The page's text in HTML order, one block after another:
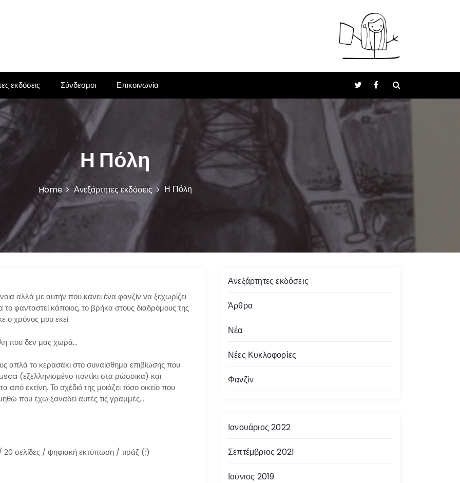
εκδόσεις Σύνδεσμοι Επικοινωνία
Η Πόλη
Home Ανεξάρτητες εκδόσεις Η Πόλη
αλλά με αυτήν που κάνει ένα φανζίν να ξεχωρίζει
φανταστεί κάποιος, το βρήκα στους διαδρόμους της
χρόνος μου εκεί.
που δεν μας χωρά…
απλά το κερασάκι στο συναίσθημα επιβίωσης που
(εξελληνισμένο ποντίκι στα ρώσσικα) και
εκείνη. Το σχέδιό της μοιάζει τόσο οικείο που
που έχω ξαναδεί αυτές τις γραμμές…
σελίδες / ψηφιακή εκτύπωση / τιράζ (;)
Ανεξάρτητες εκδόσεις
Άρθρα
Νέα
Νέες Κυκλοφορίες
Φανζίν
Ιανουάριος 2022
Σεπτέμβριος 2021
Ιούνιος 2019